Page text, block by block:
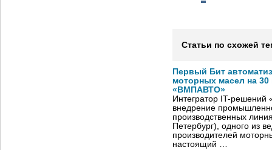
Статьи по схожей
Первый Бит
моторных масел на
«ВМПАВТО»
Интегратор IT-
внедрение
производственных
Петербург), одного из
производителей
настоящий …